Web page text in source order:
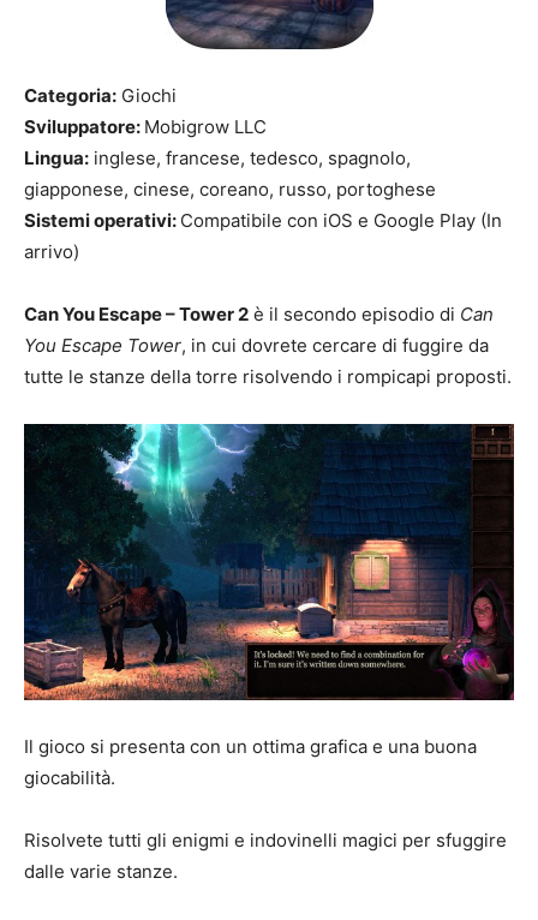
Categoria: Giochi
Sviluppatore: Mobigrow LLC
Lingua: inglese, francese, tedesco, spagnolo,
giapponese, cinese, coreano, russo, portoghese
Sistemi operativi: Compatibile con iOS e Google Play (In
arrivo)
Can You Escape – Tower 2 è il secondo episodio di Can
You Escape Tower, in cui dovrete cercare di fuggire da
tutte le stanze della torre risolvendo i rompicapi proposti.
Il gioco si presenta con un ottima grafica e una buona
giocabilità.
Risolvete tutti gli enigmi e indovinelli magici per sfuggire
dalle varie stanze.